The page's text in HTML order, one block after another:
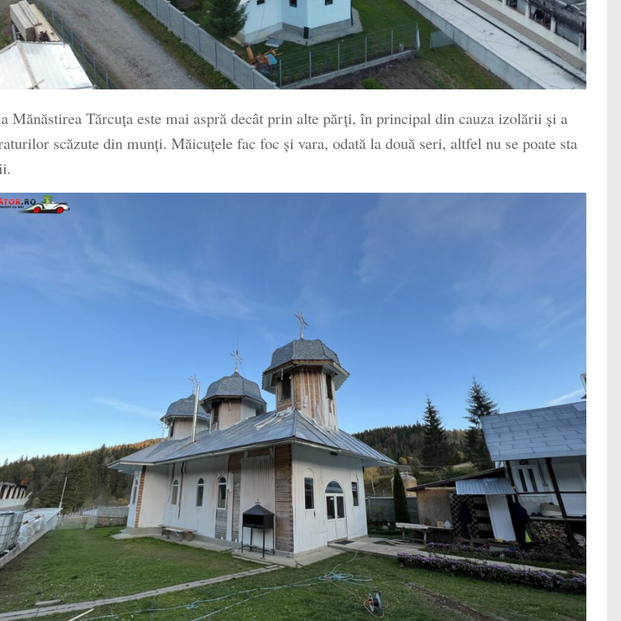
Mănăstirea Tărcuța este mai aspră decât prin alte părți, în principal din cauza izolării și a
scăzute din munți. Măicuțele fac foc și vara, odată la două seri, altfel nu se poate sta